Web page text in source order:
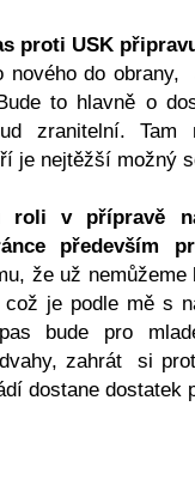
proti USK
nového do obrany,
to hlavně o
zranitelní.
je nejtěžší možný
roli v přípravě
především
že už
je podle mě s
bude pro
zahrát si
dostane dostatek